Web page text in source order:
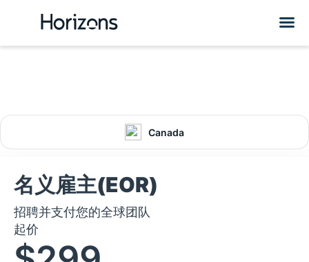
Canada
名义雇主(EOR)
招聘并支付您的全球团队
起价